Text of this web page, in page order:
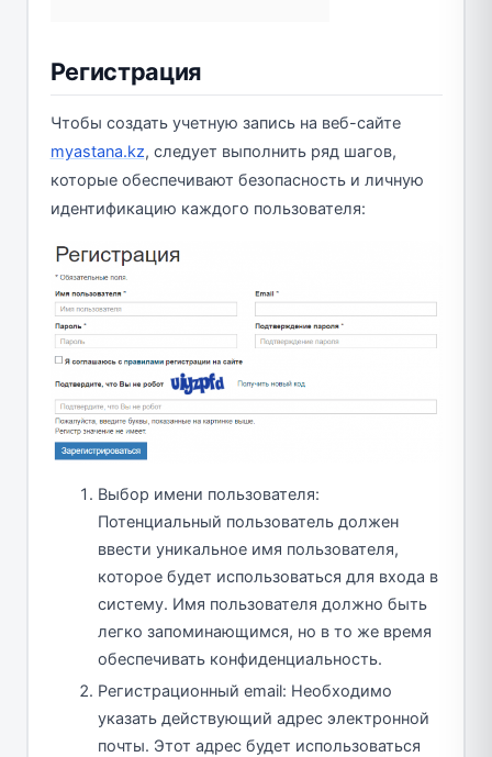
Регистрация
Чтобы создать учетную запись на веб-сайте
myastana.kz, следует выполнить ряд шагов,
которые обеспечивают безопасность и личную
идентификацию каждого пользователя:
Выбор имени пользователя:
Потенциальный пользователь должен
ввести уникальное имя пользователя,
которое будет использоваться для входа в
систему. Имя пользователя должно быть
легко запоминающимся, но в то же время
обеспечивать конфиденциальность.
Регистрационный email: Необходимо
указать действующий адрес электронной
почты. Этот адрес будет использоваться